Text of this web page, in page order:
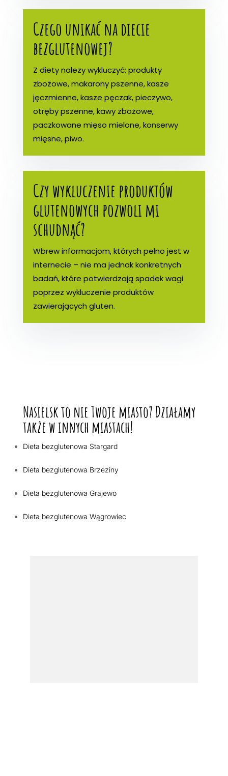
Czego unikać na diecie
bezglutenowej?
Z diety należy wykluczyć: produkty
zbożowe, makarony pszenne, kasze
jęczmienne, kasze pęczak, pieczywo,
otręby pszenne, kawy zbożowe,
paczkowane mięso mielone, konserwy
mięsne, piwo.
Czy wykluczenie produktów
glutenowych pozwoli mi
schudnąć?
Wbrew informacjom, których pełno jest w
internecie – nie ma jednak konkretnych
badań, które potwierdzają spadek wagi
poprzez wykluczenie produktów
zawierających gluten.
Nasielsk to nie Twoje miasto? Działamy
także w innych miastach!
Dieta bezglutenowa Stargard
Dieta bezglutenowa Brzeziny
Dieta bezglutenowa Grajewo
Dieta bezglutenowa Wągrowiec